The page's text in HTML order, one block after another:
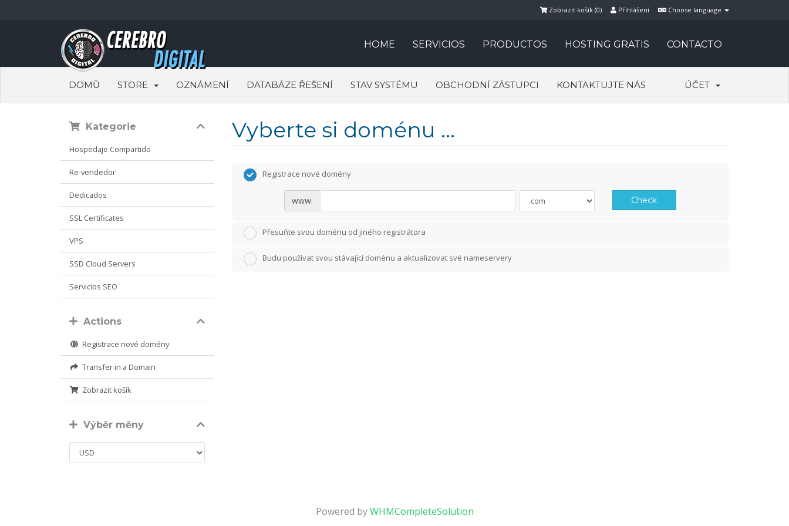
Choose language
Přihlášení
Zobrazit košík (0)
HOME SERVICIOS PRODUCTOS HOSTING GRATIS CONTACTO
DOMŮ STORE OZNÁMENÍ DATABÁZE ŘEŠENÍ STAV SYSTÉMU OBCHODNÍ ZÁSTUPCI KONTAKTUJTE NÁS ÚČET
Vyberte si doménu ...
Kategorie
Hospedaje Compartido
Re-vendedor
Dedicados
SSL Certificates
VPS
SSD Cloud Servers
Servicios SEO
Actions
Registrace nové domény
Transfer in a Domain
Zobrazit košík
Výběr měny
Registrace nové domény
www. Check
Přesuňte svou doménu od jiného registrátora
Budu používat svou stávající doménu a aktualizovat své nameservery
Powered byWHMCompleteSolution